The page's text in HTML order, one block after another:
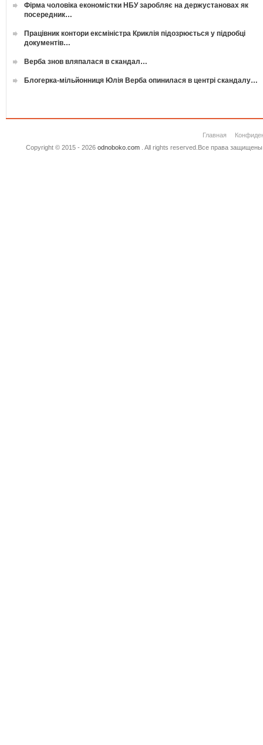
Фірма чоловіка економістки НБУ заробляє на держустановах як
посередник…
Працівник контори ексміністра Криклія підозрюється у підробці
документів…
Верба знов вляпалася в скандал…
Блогерка-мільйонниця Юлія Верба опинилася в центрі скандалу…
Главная
Copyright © 2015 - 2026 odnoboko.com. All rights reserved.Все права защищены.